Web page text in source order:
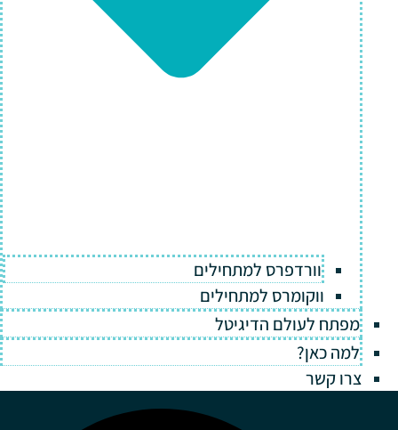
וורדפרס למתחילים
ווקומרס למתחילים
מפתח לעולם הדיגיטל
למה כאן?
צרו קשר